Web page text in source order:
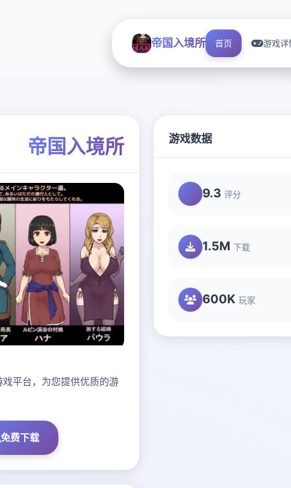
帝国入境所 首页 游戏详
帝国入境所
平台，为您提供优质的游
免费下载
游戏数据
9.3 评分
1.5M 下载
600K 玩家